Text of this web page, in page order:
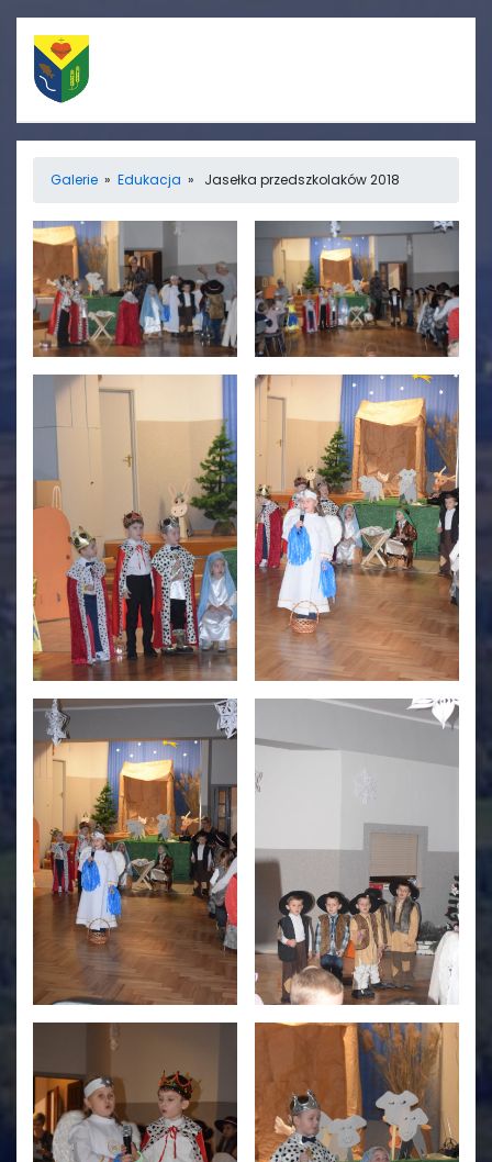
Straż Pożarna
Ośrodek zdrowia
Koło gospodyń
wiejskich
Rada sołecka
Świetlica
Informacje
Aktualności
Galerie
Galerie » Edukacja » Jasełka przedszkolaków 2018